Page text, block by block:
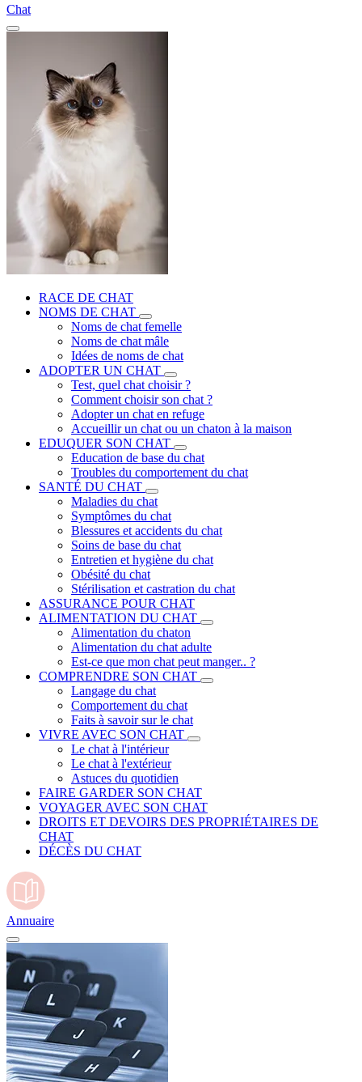
Chat
RACE DE CHAT
NOMS DE CHAT
Noms de chat femelle
Noms de chat mâle
Idées de noms de chat
ADOPTER UN CHAT
Test, quel chat choisir ?
Comment choisir son chat ?
Adopter un chat en refuge
Accueillir un chat ou un chaton à la maison
EDUQUER SON CHAT
Education de base du chat
Troubles du comportement du chat
SANTÉ DU CHAT
Maladies du chat
Symptômes du chat
Blessures et accidents du chat
Soins de base du chat
Entretien et hygiène du chat
Obésité du chat
Stérilisation et castration du chat
ASSURANCE POUR CHAT
ALIMENTATION DU CHAT
Alimentation du chaton
Alimentation du chat adulte
Est-ce que mon chat peut manger.. ?
COMPRENDRE SON CHAT
Langage du chat
Comportement du chat
Faits à savoir sur le chat
VIVRE AVEC SON CHAT
Le chat à l'intérieur
Le chat à l'extérieur
Astuces du quotidien
FAIRE GARDER SON CHAT
VOYAGER AVEC SON CHAT
DROITS ET DEVOIRS DES PROPRIÉTAIRES DE
CHAT
DÉCÈS DU CHAT
Annuaire